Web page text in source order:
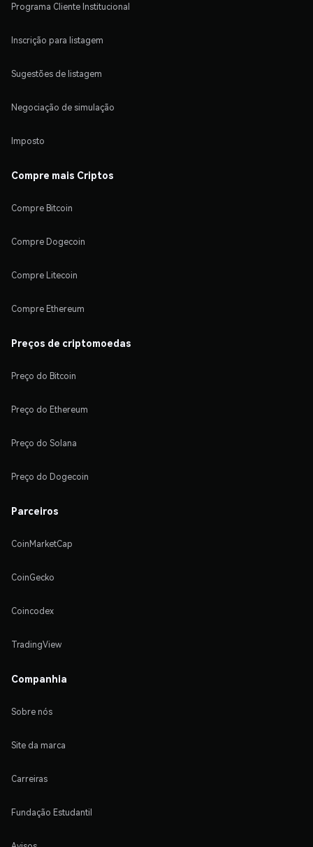
Programa Cliente Institucional
Inscrição para listagem
Sugestões de listagem
Negociação de simulação
Imposto
Compre mais Criptos
Compre Bitcoin
Compre Dogecoin
Compre Litecoin
Compre Ethereum
Preços de criptomoedas
Preço do Bitcoin
Preço do Ethereum
Preço do Solana
Preço do Dogecoin
Parceiros
CoinMarketCap
CoinGecko
Coincodex
TradingView
Companhia
Sobre nós
Site da marca
Carreiras
Fundação Estudantil